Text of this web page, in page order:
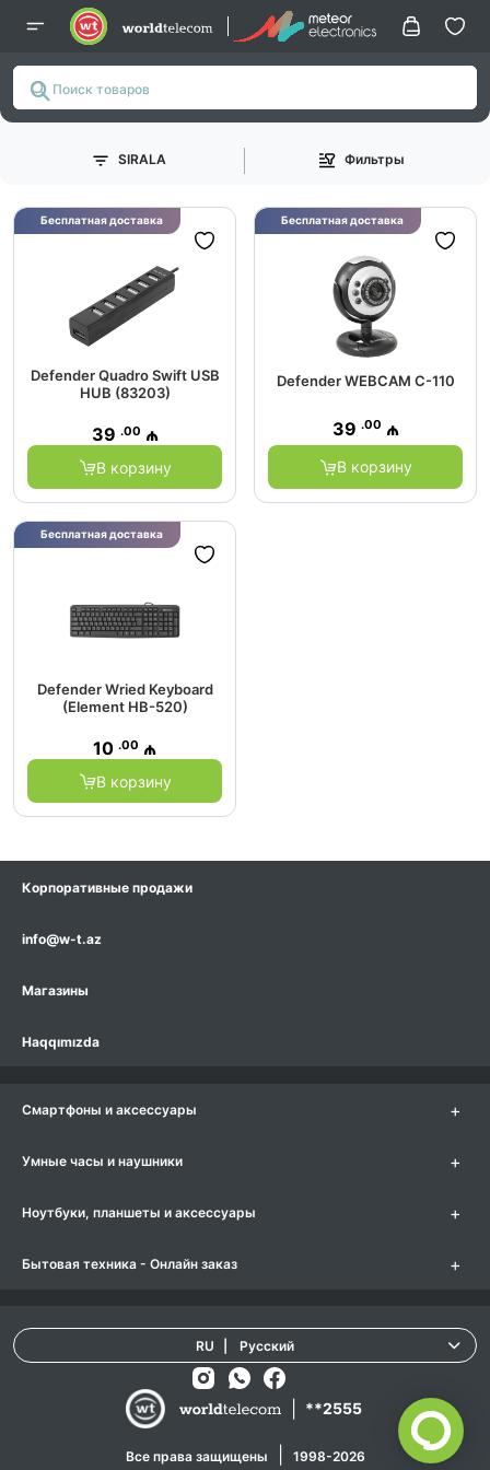
SIRALA Фильтры
Defender Quadro Swift USB
HUB (83203)
39 .00 ₼
В корзину
Бесплатная доставка
Defender WEBCAM C-110
39 .00 ₼
В корзину
Бесплатная доставка
Defender Wried Keyboard
(Element HB-520)
10 .00 ₼
В корзину
Бесплатная доставка
Корпоративные продажи
info@w-t.az
Магазины
Haqqımızda
Смартфоны и аксессуары +
Умные часы и наушники +
Ноутбуки, планшеты и аксессуары +
Бытовая техника - Онлайн заказ +
**2555
Все права защищены 1998-2026
RU Русский